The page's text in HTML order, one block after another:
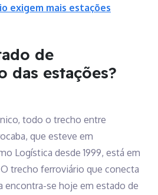
exigem mais estações
de
das estações?
todo o trecho entre
que esteve em
Logística desde 1999, está em
trecho ferroviário que conecta
encontra-se hoje em estado de